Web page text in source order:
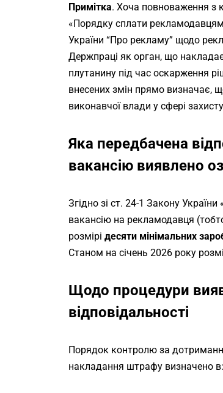
Примітка. Хоча повноваження з
«Порядку сплати
України “Про рекламу” щодо
Держпраці як орган, що
плутанину під час оскарження
внесених змін прямо
виконавчої влади у сфері
Яка передбачена
вакансію виявлено
Згідно зі ст. 24-1 Закону
вакансію на рекламодавця
розмірі десяти мінімальних
Станом на січень 2026 року
Щодо процедури
відповідальності
Порядок контролю за
накладання штрафу визначено в: